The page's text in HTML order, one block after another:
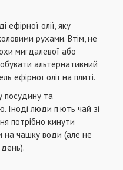
ефірної олії, яку
рухами. Втім, не
мигдалевої або
альтернативний
ефірної олії на плиті.
посудину та
Іноді люди п’ють чай зі
потрібно кинути
на чашку води (але не